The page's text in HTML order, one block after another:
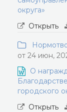
округа»
Открыть
от 24 июн,
О
городского
Открыть